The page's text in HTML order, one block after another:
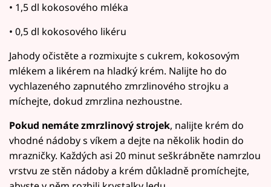
• 1,5 dl kokosového mléka
• 0,5 dl kokosového likéru
Jahody očistěte a rozmixujte s cukrem, kokosovým
mlékem a likérem na hladký krém. Nalijte ho do
vychlazeného zapnutého zmrzlinového strojku a
míchejte, dokud zmrzlina nezhoustne.
Pokud nemáte zmrzlinový strojek, nalijte krém do
vhodné nádoby s víkem a dejte na několik hodin do
mrazničky. Každých asi 20 minut seškrábněte namrzlou
vrstvu ze stěn nádoby a krém důkladně promíchejte,